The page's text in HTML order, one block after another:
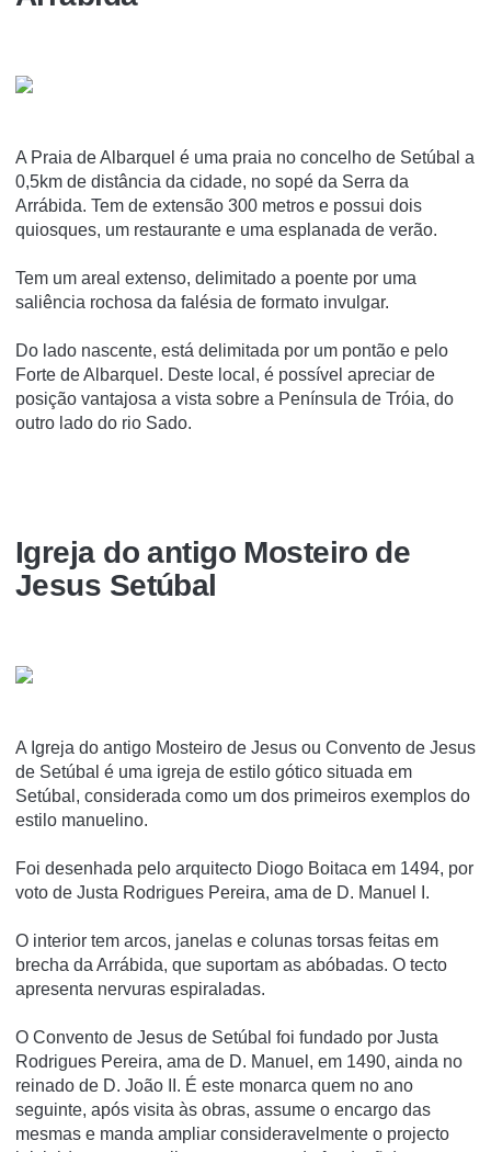
A Praia de Albarquel é uma praia no concelho de Setúbal a
0,5km de distância da cidade, no sopé da Serra da
Arrábida. Tem de extensão 300 metros e possui dois
quiosques, um restaurante e uma esplanada de verão.
Tem um areal extenso, delimitado a poente por uma
saliência rochosa da falésia de formato invulgar.
Do lado nascente, está delimitada por um pontão e pelo
Forte de Albarquel. Deste local, é possí­vel apreciar de
posição vantajosa a vista sobre a Pení­nsula de Tróia, do
outro lado do rio Sado.
Igreja do antigo Mosteiro de
Jesus Setúbal
A Igreja do antigo Mosteiro de Jesus ou Convento de Jesus
de Setúbal é uma igreja de estilo gótico situada em
Setúbal, considerada como um dos primeiros exemplos do
estilo manuelino.
Foi desenhada pelo arquitecto Diogo Boitaca em 1494, por
voto de Justa Rodrigues Pereira, ama de D. Manuel I.
O interior tem arcos, janelas e colunas torsas feitas em
brecha da Arrábida, que suportam as abóbadas. O tecto
apresenta nervuras espiraladas.
O Convento de Jesus de Setúbal foi fundado por Justa
Rodrigues Pereira, ama de D. Manuel, em 1490, ainda no
reinado de D. João II. É este monarca quem no ano
seguinte, após visita às obras, assume o encargo das
mesmas e manda ampliar consideravelmente o projecto